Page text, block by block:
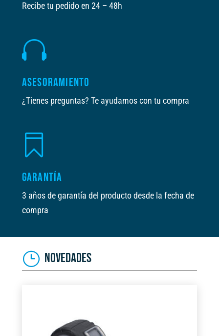
Recibe tu pedido en 24 – 48h

ASESORAMIENTO
¿Tienes preguntas? Te ayudamos con tu compra

GARANTÍA
3 años de garantía del producto desde la fecha de
compra
NOVEDADES